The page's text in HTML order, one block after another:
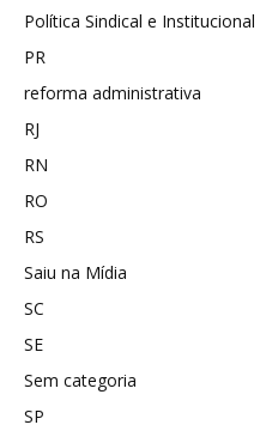
Política Sindical e Institucional
PR
reforma administrativa
RJ
RN
RO
RS
Saiu na Mídia
SC
SE
Sem categoria
SP